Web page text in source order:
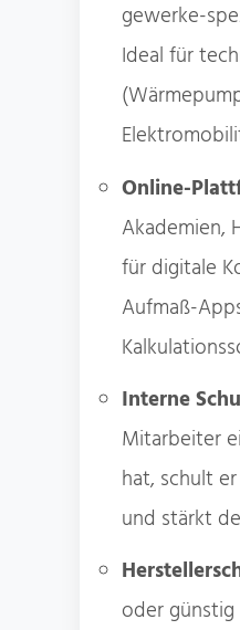
gewerke-
Ideal für
Online-
Akademien,
für digitale
Aufmaß-
Interne
Mitarbeiter
hat, schult
und stärkt
oder